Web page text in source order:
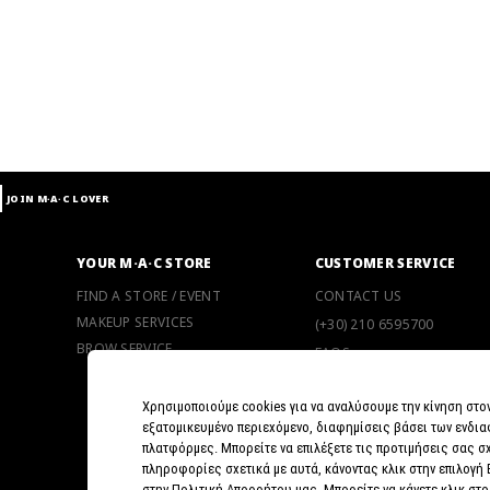
JOIN M∙A∙C LOVER
YOUR M·A·C STORE
FIND A STORE / EVENT
MAKEUP SERVICES
BROW SERVICE
CUSTOMER SERVICE
CONTACT US
(+30) 210 6595700
FAQS
RETURN POLICY
5 REASONS TO SHOP
Χρησιμοποιούμε cookies για να αναλύσουμε την κίνηση
εξατομικευμένο περιεχόμενο, διαφημίσεις βάσει των
πλατφόρμες. Μπορείτε να επιλέξετε τις προτιμήσεις σας
πληροφορίες σχετικά με αυτά, κάνοντας κλικ στην